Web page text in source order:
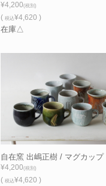
¥4,200(税別)
( 税込¥4,620 )
在庫△
自在窯 出嶋正樹 / マグカップ
¥4,200(税別)
( 税込¥4,620 )